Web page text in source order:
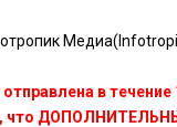
в течение
что